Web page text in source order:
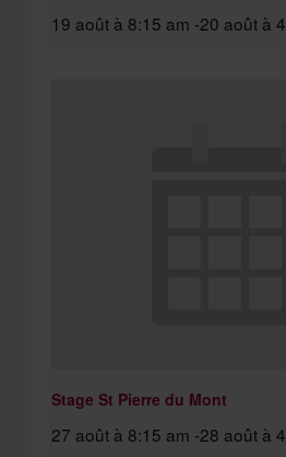
19 août à 8:15 am -20 août à
Stage St Pierre du Mont
27 août à 8:15 am -28 août à